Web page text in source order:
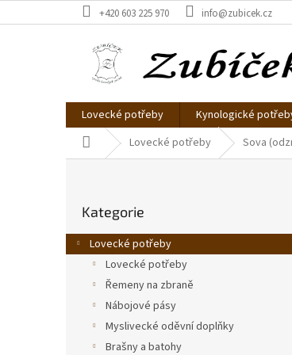
na
+420 603 225 970 info@zubicek.cz
Lovecké potřeby Kynologické
Domů Lovecké potřeby Sova
r
a
kategorie
Kategorie
Lovecké potřeby
Lovecké potřeby
Řemeny na zbraně
Nábojové pásy
Myslivecké oděvní doplňky
Brašny a batohy